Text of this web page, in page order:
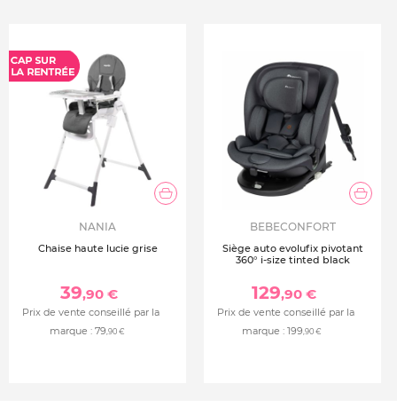
d’installer le rail du Baby Set de votre enfant.
S’adapte à toutes les chaises Tripp Trapp® fabriquées
après 2003
Veuillez retirer tous les accessoires Tripp Trapp® avant de
fixer le rangement Tripp Trapp® Storage à votre chaise ou
de le retirer. Si vous utilisez le Tripp Trapp® Storage avec
le coussin Tripp Trapp® Classic, placez d’abord le coussin
sur la chaise avant de fixer le rangement Tripp Trapp®
Storage, et faites glisser l’arrière du coussin sur le côté
pour vérifier que le Tripp Trapp® Storage est bien fixé à la
NANIA
Chaise haute lucie grise
39,90 €
Prix de vente conseillé par la
marque : 79,90 €
BEBECONFORT
Siège auto evolufix pivotant
360° i-size tinted black
129,90 €
Prix de vente conseillé par la
marque : 199,90 €